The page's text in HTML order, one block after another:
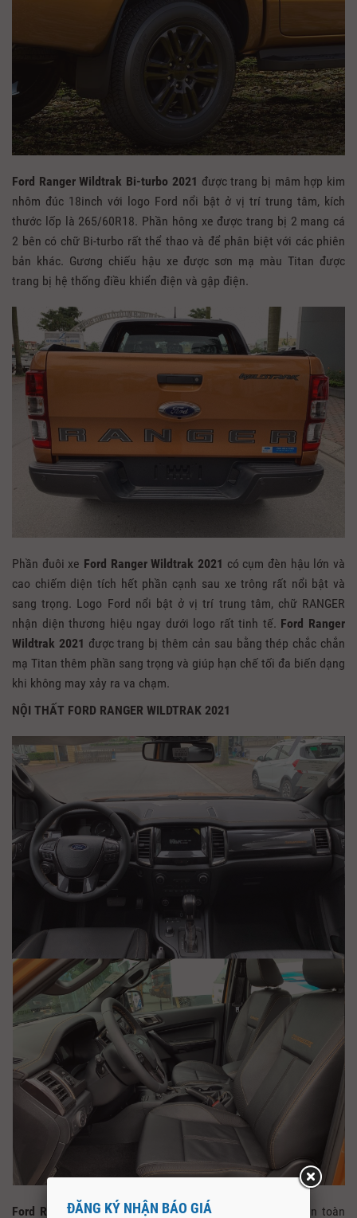
Ford Ranger Wildtrak Bi-turbo 2021 được trang bị mâm hợp kim
nhôm đúc 18inch với logo Ford nổi bật ở vị trí trung tâm, kích
thước lốp là 265/60R18. Phần hông xe được trang bị 2 mang cá
2 bên có chữ Bi-turbo rất thể thao và để phân biệt với các phiên
bản khác. Gương chiếu hậu xe được sơn mạ màu Titan được
trang bị hệ thống điều khiển điện và gập điện.
Phần đuôi xe Ford Ranger Wildtrak 2021 có cụm đèn hậu lớn và
cao chiếm diện tích hết phần cạnh sau xe trông rất nổi bật và
sang trọng. Logo Ford nổi bật ở vị trí trung tâm, chữ RANGER
nhận diện thương hiệu ngay dưới logo rất tinh tế. Ford Ranger
Wildtrak 2021 được trang bị thêm cản sau bằng thép chắc chắn
mạ Titan thêm phần sang trọng và giúp hạn chế tối đa biến dạng
khi không may xảy ra va chạm.
NỘI THẤT FORD RANGER WILDTRAK 2021
Ford Ranger Wildtrak 2021trang bị nội thất bọc da hoàn toàn
ĐĂNG KÝ NHẬN BÁO GIÁ